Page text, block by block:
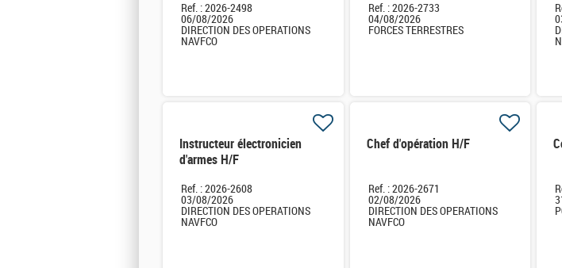
Ref. : 2026-2498
06/08/2026
DIRECTION DES OPERATIONS
NAVFCO
Ref. : 2026-2733
04/08/2026
FORCES TERRESTRES
Instructeur électronicien
d'armes H/F
Ref. : 2026-2608
03/08/2026
DIRECTION DES OPERATIONS
NAVFCO
Chef d'opération H/F
Ref. : 2026-2671
02/08/2026
DIRECTION DES OPERATIONS
NAVFCO